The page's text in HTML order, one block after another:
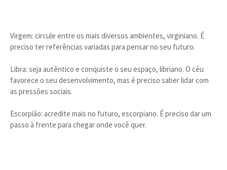
Virgem: circule entre os mais diversos ambientes, virginiano. É
preciso ter referências variadas para pensar no seu futuro.
Libra: seja autêntico e conquiste o seu espaço, libriano. O céu
favorece o seu desenvolvimento, mas é preciso saber lidar com
as pressões sociais.
Escorpião: acredite mais no futuro, escorpiano. É preciso dar um
passo à frente para chegar onde você quer.